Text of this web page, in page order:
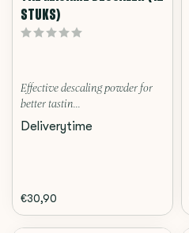
STUKS)
Effective descaling powder for
better tastin...
Deliverytime
€30,90